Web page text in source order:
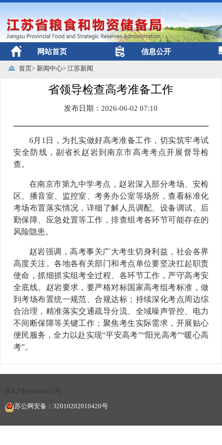
网站首页 信息公开
首页> 新闻中心> 江苏新闻
省领导检查高考准备工作
发布日期：2026-06-02 07:10
6月1日，为扎实做好高考准备工作，切实筑牢考试
安全防线，副省长赵岩到南京市高考考点开展督导检
查。
在南京市第九中学考点，赵岩深入部分考场、安检
区、播音室、监控室、考务办公室等场所，查看标准化
考场布置落实情况，详细了解人员调配、设备调试、后
勤保障、应急处置等工作，排查组考各环节可能存在的
风险隐患。
赵岩强调，高考事关广大考生切身利益，社会各界
高度关注。各地各有关部门和考点单位要坚决扛起职责
使命，抓细抓实组考全过程、各环节工作，严守高考安
全底线。赵岩要求，要严格对标国家高考组考标准，做
到考场布置统一规范、合规达标；持续深化考点周边综
合治理，精准落实交通疏导分流、全域噪声管控、电力
不间断保障等关键工作；聚焦考生实际需求，开展贴心
便民服务，全力以赴实现“平安高考”“阳光高考”“暖心高
考”。
苏ICP备05009012号
苏公网安备：32010202010420号